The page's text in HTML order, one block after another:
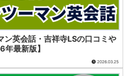
ン英会話・吉祥寺LSの口コミや
最新版】
2026.03.25